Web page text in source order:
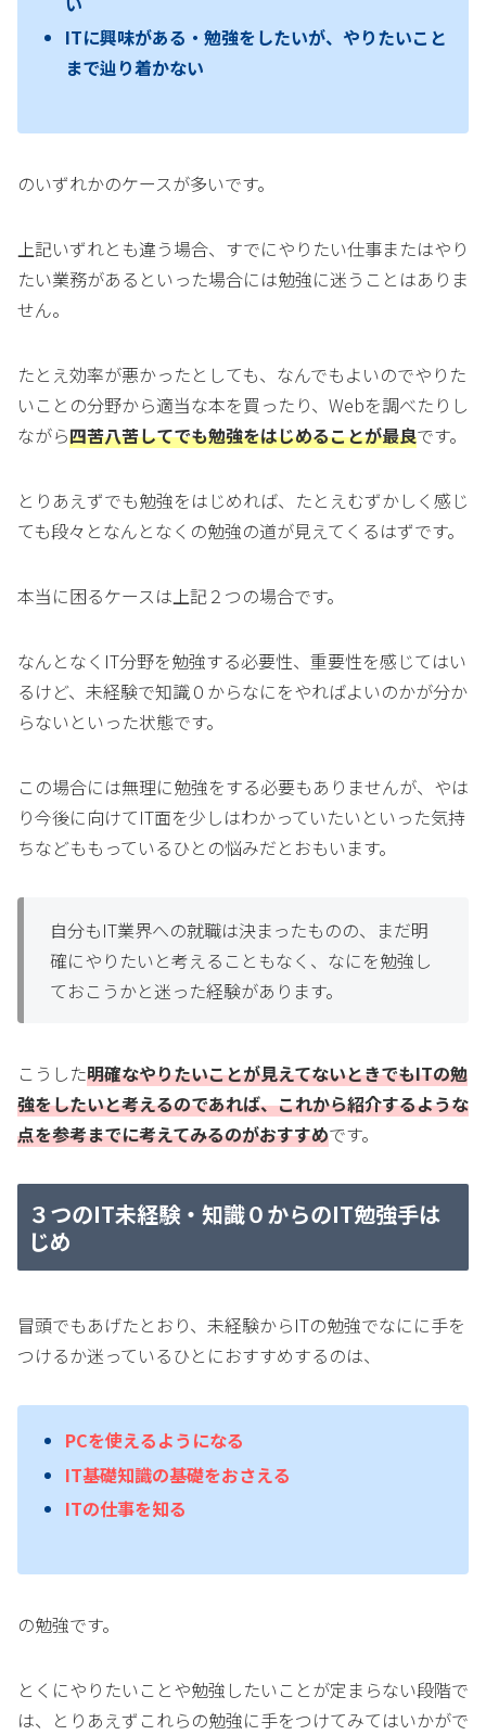
ITに興味がある・勉強をしたいが、やりたいこと
まで辿り着かない
のいずれかのケースが多いです。
上記いずれとも違う場合、すでにやりたい仕事またはやり
たい業務があるといった場合には勉強に迷うことはありま
せん。
たとえ効率が悪かったとしても、なんでもよいのでやりた
いことの分野から適当な本を買ったり、Webを調べたりし
ながら四苦八苦してでも勉強をはじめることが最良です。
とりあえずでも勉強をはじめれば、たとえむずかしく感じ
ても段々となんとなくの勉強の道が見えてくるはずです。
本当に困るケースは上記２つの場合です。
なんとなくIT分野を勉強する必要性、重要性を感じてはい
るけど、未経験で知識０からなにをやればよいのかが分か
らないといった状態です。
この場合には無理に勉強をする必要もありませんが、やは
り今後に向けてIT面を少しはわかっていたいといった気持
ちなどももっているひとの悩みだとおもいます。
自分もIT業界への就職は決まったものの、まだ明
確にやりたいと考えることもなく、なにを勉強し
ておこうかと迷った経験があります。
こうした明確なやりたいことが見えてないときでもITの勉
強をしたいと考えるのであれば、これから紹介するような
点を参考までに考えてみるのがおすすめです。
３つのIT未経験・知識０からのIT勉強手は
じめ
冒頭でもあげたとおり、未経験からITの勉強でなにに手を
つけるか迷っているひとにおすすめするのは、
PCを使えるようになる
IT基礎知識の基礎をおさえる
ITの仕事を知る
の勉強です。
とくにやりたいことや勉強したいことが定まらない段階で
は、とりあえずこれらの勉強に手をつけてみてはいかがで